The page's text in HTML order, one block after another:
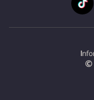
I